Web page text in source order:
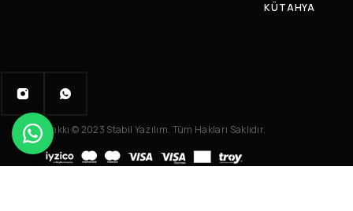
KÜTAHYA
Telif Hakkı © 2023 Stabil Yazılım. Tüm Hakları Saklıdır.